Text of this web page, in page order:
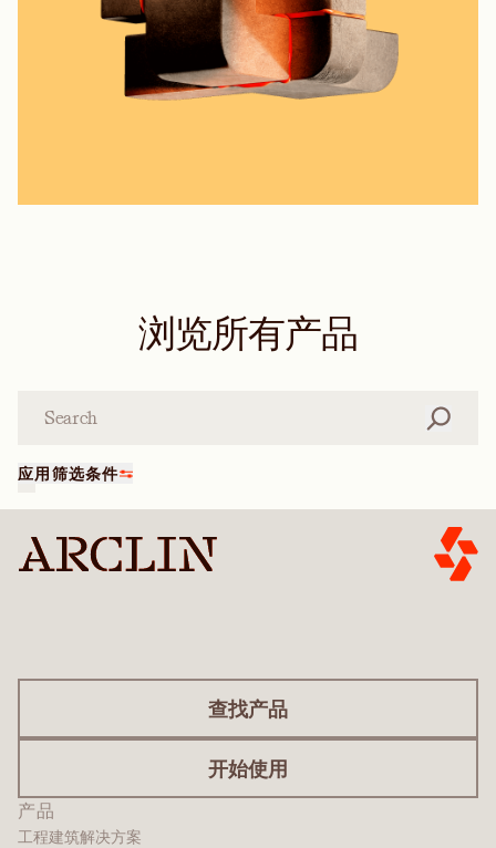
浏览所有产品
应用筛选条件
产品
工程建筑解决方案
查找产品
开始使用